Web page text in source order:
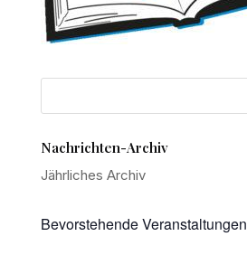
Nachrichten-Archiv
Jährliches Archiv
Bevorstehende Veranstaltungen